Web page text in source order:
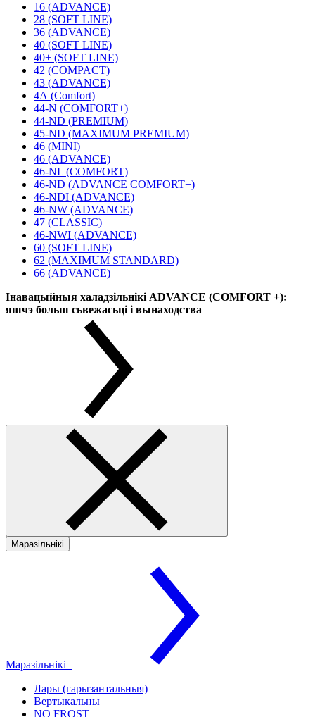
16 (ADVANCE)
28 (SOFT LINE)
36 (ADVANCE)
40 (SOFT LINE)
40+ (SOFT LINE)
42 (COMPACT)
43 (ADVANCE)
4А (Comfort)
44-N (COMFORT+)
44-ND (PREMIUM)
45-ND (MAXIMUM PREMIUM)
46 (MINI)
46 (ADVANCE)
46-NL (COMFORT)
46-ND (ADVANCE COMFORT+)
46-NDI (ADVANCE)
46-NW (ADVANCE)
47 (CLASSIC)
46-NWI (ADVANCE)
60 (SOFT LINE)
62 (MAXIMUM STANDARD)
66 (ADVANCE)
Інавацыйныя халадзільнікі ADVANCE (COMFORT +):
яшчэ больш сьвежасьці і вынаходства
Маразільнікі
Маразільнікі
Лары (гарызантальныя)
Вертыкальны
NO FROST